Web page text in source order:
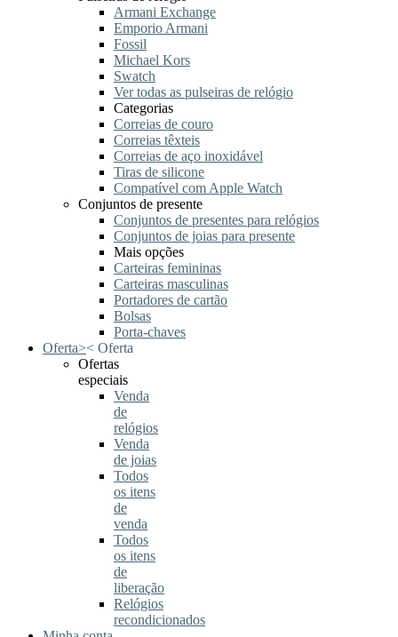
Armani Exchange
Emporio Armani
Fossil
Michael Kors
Swatch
Ver todas as pulseiras de relógio
Categorias
Correias de couro
Correias têxteis
Correias de aço inoxidável
Tiras de silicone
Compatível com Apple Watch
Conjuntos de presente
Conjuntos de presentes para relógios
Conjuntos de joias para presente
Mais opções
Carteiras femininas
Carteiras masculinas
Portadores de cartão
Bolsas
Porta-chaves
Oferta>< Oferta
Ofertas
especiais
Venda
de
relógios
Venda
de joias
Todos
os itens
de
venda
Todos
os itens
de
liberação
Relógios
recondicionados